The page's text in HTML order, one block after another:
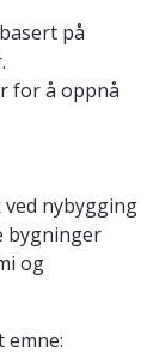
på
for å oppnå
nybygging
bygninger
og
emne: